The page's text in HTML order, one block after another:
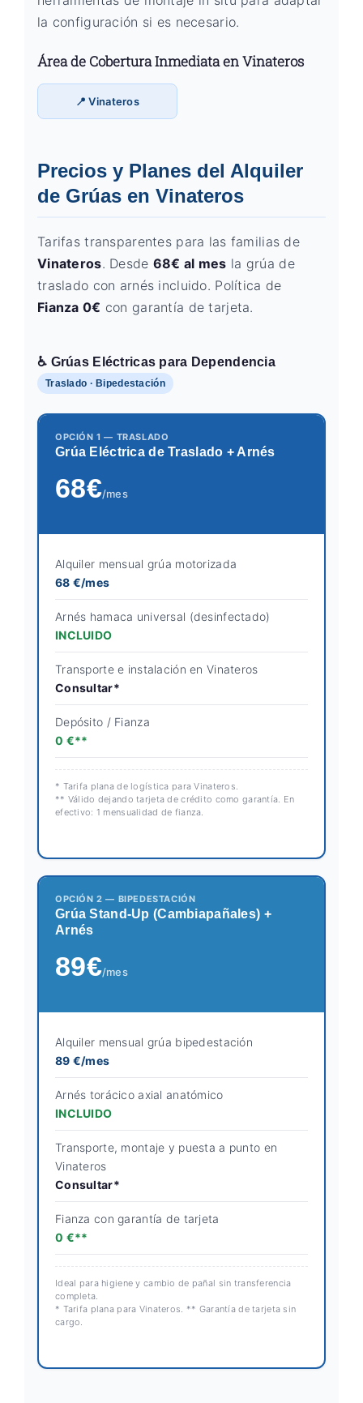
la configuración si es necesario.
Área de Cobertura Inmediata en Vinateros
📍 Vinateros
Precios y Planes del Alquiler
de Grúas en Vinateros
Tarifas transparentes para las familias de
Vinateros. Desde 68€ al mes la grúa de
traslado con arnés incluido. Política de
Fianza 0€ con garantía de tarjeta.
♿ Grúas Eléctricas para Dependencia
Traslado · Bipedestación
OPCIÓN 1 — TRASLADO
Grúa Eléctrica de Traslado + Arnés
68€/mes
Alquiler mensual grúa motorizada
68 €/mes
Arnés hamaca universal (desinfectado)
INCLUIDO
Transporte e instalación en Vinateros
Consultar*
Depósito / Fianza
0 €**
* Tarifa plana de logística para Vinateros.
** Válido dejando tarjeta de crédito como garantía. En
efectivo: 1 mensualidad de fianza.
OPCIÓN 2 — BIPEDESTACIÓN
Grúa Stand-Up (Cambiapañales) +
Arnés
89€/mes
Alquiler mensual grúa bipedestación
89 €/mes
Arnés torácico axial anatómico
INCLUIDO
Transporte, montaje y puesta a punto en
Vinateros
Consultar*
Fianza con garantía de tarjeta
0 €**
Ideal para higiene y cambio de pañal sin transferencia
completa.
* Tarifa plana para Vinateros. ** Garantía de tarjeta sin
cargo.